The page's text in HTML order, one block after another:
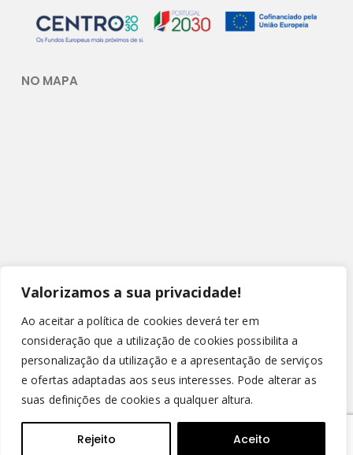
Valorizamos a sua privacidade!
Ao aceitar a política de cookies deverá ter em
consideração que a utilização de cookies possibilita a
personalização da utilização e a apresentação de serviços
e ofertas adaptadas aos seus interesses. Pode alterar as
suas definições de cookies a qualquer altura.
Rejeito Aceito
NO MAPA
© Copyright 2022 - Leirispumas Lda. Todos os direitos
reservados.